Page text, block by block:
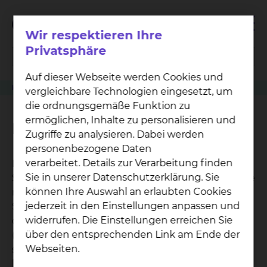
Klinikwegweiser Kinderchirurgie & Kinderurologie KEKS e.V.
KEKS e.V.
KEKS e.V., der Patienten- und
Selbsthilfeorganisation fürKinder undErwachsene
mitkrankerSpeiseröhre. KEKS unterstützt im
Schwerpunkt Menschen, die mit einer nicht
durchgängigen Speiseröhre geboren werden
(Ösophagusatresie). Ohne sofortige Hilfe müssen
sie sterben. KEKS-Patienten sind nach der
Wir respektieren Ihre
Privatsphäre
Auf dieser Webseite werden Cookies und
vergleichbare Technologien eingesetzt, um
die ordnungsgemäße Funktion zu
ermöglichen, Inhalte zu personalisieren und
Zugriffe zu analysieren. Dabei werden
personenbezogene Daten
verarbeitet. Details zur Verarbeitung finden
Sie in unserer Datenschutzerklärung. Sie
können Ihre Auswahl an erlaubten Cookies
jederzeit in den Einstellungen anpassen und
widerrufen. Die Einstellungen erreichen Sie
über den entsprechenden Link am Ende der
Webseiten.